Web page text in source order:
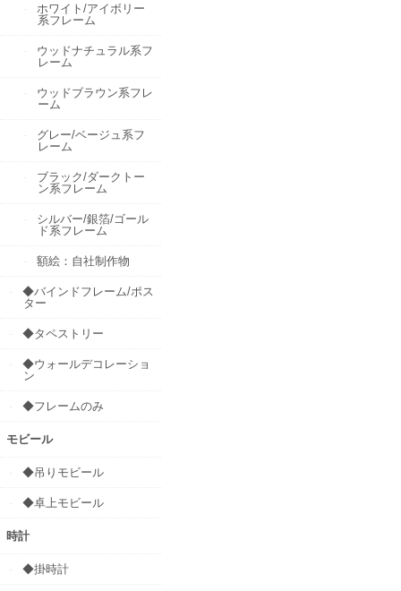
ホワイト/アイボリー
系フレーム
ウッドナチュラル系フ
レーム
ウッドブラウン系フレ
ーム
グレー/ベージュ系フ
レーム
ブラック/ダークトー
ン系フレーム
シルバー/銀箔/ゴール
ド系フレーム
額絵：自社制作物
◆バインドフレーム/ポス
ター
◆タペストリー
◆ウォールデコレーショ
ン
◆フレームのみ
モビール
◆吊りモビール
◆卓上モビール
時計
◆掛時計